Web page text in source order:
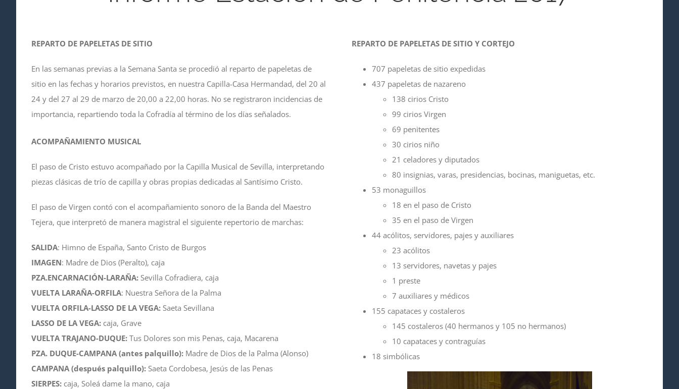
REPARTO DE PAPELETAS DE SITIO
En las semanas previas a la Semana Santa se procedió al reparto de papeletas de
sitio en las fechas y horarios previstos, en nuestra Capilla-Casa Hermandad, del 20 al
24 y del 27 al 29 de marzo de 20,00 a 22,00 horas. No se registraron incidencias de
importancia, repartiendo toda la Cofradía al término de los días señalados.
ACOMPAÑAMIENTO MUSICAL
El paso de Cristo estuvo acompañado por la Capilla Musical de Sevilla, interpretando
piezas clásicas de trío de capilla y obras propias dedicadas al Santísimo Cristo.
El paso de Virgen contó con el acompañamiento sonoro de la Banda del Maestro
Tejera, que interpretó de manera magistral el siguiente repertorio de marchas:
SALIDA: Himno de España, Santo Cristo de Burgos
IMAGEN: Madre de Dios (Peralto), caja
PZA.ENCARNACIÓN-LARAÑA: Sevilla Cofradiera, caja
VUELTA LARAÑA-ORFILA: Nuestra Señora de la Palma
VUELTA ORFILA-LASSO DE LA VEGA: Saeta Sevillana
LASSO DE LA VEGA: caja, Grave
VUELTA TRAJANO-DUQUE: Tus Dolores son mis Penas, caja, Macarena
PZA. DUQUE-CAMPANA (antes palquillo): Madre de Dios de la Palma (Alonso)
CAMPANA (después palquillo): Saeta Cordobesa, Jesús de las Penas
SIERPES: caja, Soleá dame la mano, caja
REPARTO DE PAPELETAS DE SITIO Y CORTEJO
707 papeletas de sitio expedidas
437 papeletas de nazareno
138 cirios Cristo
99 cirios Virgen
69 penitentes
30 cirios niño
21 celadores y diputados
80 insignias, varas, presidencias, bocinas, maniguetas, etc.
53 monaguillos
18 en el paso de Cristo
35 en el paso de Virgen
44 acólitos, servidores, pajes y auxiliares
23 acólitos
13 servidores, navetas y pajes
1 preste
7 auxiliares y médicos
155 capataces y costaleros
145 costaleros (40 hermanos y 105 no hermanos)
10 capataces y contraguías
18 simbólicas